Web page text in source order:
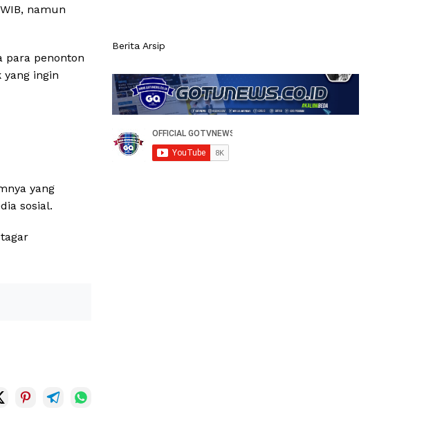
namun
para penonton
ingin
yang
sosial.
Berita Arsip